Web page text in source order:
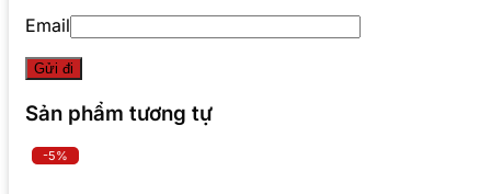
Email
Sản phẩm tương tự
-5%